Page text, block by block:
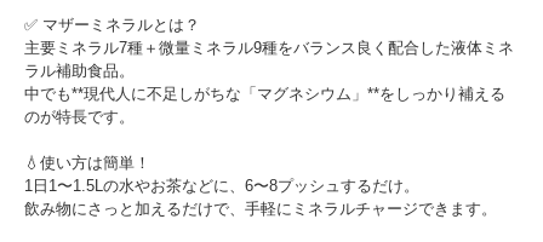
✅ マザーミネラルとは？
主要ミネラル7種＋微量ミネラル9種をバランス良く配合した液体ミネ
ラル補助食品。
中でも**現代人に不足しがちな「マグネシウム」**をしっかり補える
のが特長です。
💧使い方は簡単！
1日1〜1.5Lの水やお茶などに、6〜8プッシュするだけ。
飲み物にさっと加えるだけで、手軽にミネラルチャージできます。